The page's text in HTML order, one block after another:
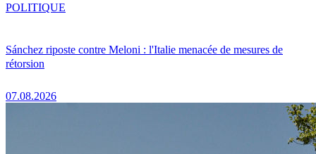
Sánchez riposte contre Meloni : l'Italie menacée de mesures de
rétorsion
07.08.2026
POLITIQUE